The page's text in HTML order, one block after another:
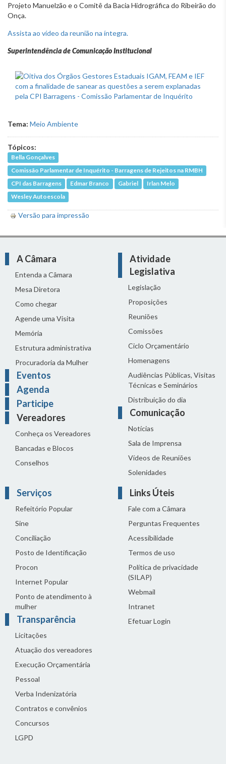
Projeto Manuelzão e o Comitê da Bacia Hidrográfica do Ribeirão do
Onça.
Assista ao vídeo da reunião na íntegra.
Superintendência de Comunicação Institucional
Tema: Meio Ambiente
Tópicos:
Bella Gonçalves
Comissão Parlamentar de Inquérito - Barragens de Rejeitos na RMBH
CPI das Barragens
Edmar Branco Gabriel
Irlan Melo
Wesley Autoescola
Versão para impressão
A Câmara
Entenda a Câmara
Mesa Diretora
Como chegar
Agende uma Visita
Memória
Estrutura administrativa
Procuradoria da Mulher
Eventos
Agenda
Participe
Vereadores
Conheça os Vereadores
Bancadas e Blocos
Conselhos
Atividade
Legislativa
Legislação
Proposições
Reuniões
Comissões
Ciclo Orçamentário
Homenagens
Audiências Públicas, Visitas
Técnicas e Seminários
Distribuição do dia
Comunicação
Notícias
Sala de Imprensa
Vídeos de Reuniões
Solenidades
Serviços
Refeitório Popular
Sine
Conciliação
Posto de Identificação
Procon
Internet Popular
Ponto de atendimento à
mulher
Transparência
Licitações
Atuação dos vereadores
Execução Orçamentária
Pessoal
Verba Indenizatória
Contratos e convênios
Concursos
LGPD
Links Úteis
Fale com a Câmara
Perguntas Frequentes
Acessibilidade
Termos de uso
Política de privacidade
(SILAP)
Webmail
Intranet
Efetuar Login